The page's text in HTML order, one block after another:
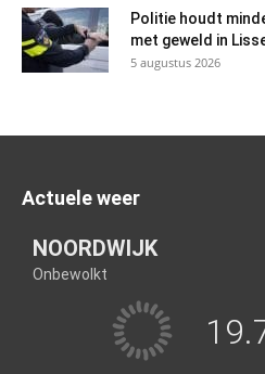
Politie houdt
met geweld in
5 augustus 2026
Actuele weer
NOORDWIJK
Onbewolkt